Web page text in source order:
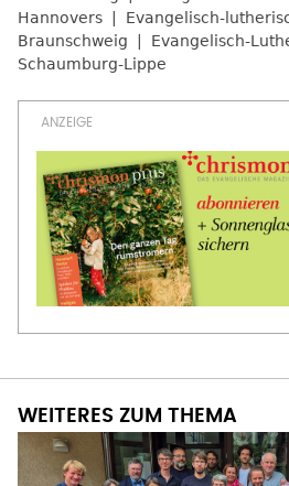
Hannovers
Evangelisch-
Braunschweig
Evangelisch-
Schaumburg-Lippe
WEITERES ZUM THEMA